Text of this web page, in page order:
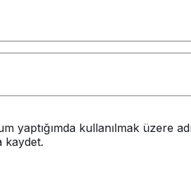
yaptığımda kullanılmak üzere
kaydet.